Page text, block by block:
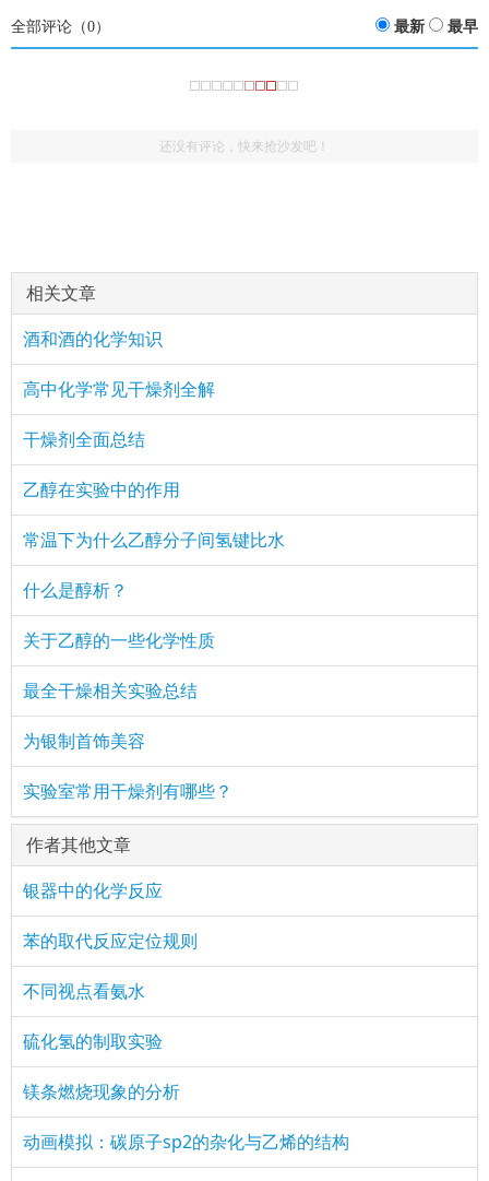
全部评论（0） 最新 最早
还没有评论，快来抢沙发吧！
相关文章
酒和酒的化学知识
高中化学常见干燥剂全解
干燥剂全面总结
乙醇在实验中的作用
常温下为什么乙醇分子间氢键比水
什么是醇析？
关于乙醇的一些化学性质
最全干燥相关实验总结
为银制首饰美容
实验室常用干燥剂有哪些？
作者其他文章
银器中的化学反应
苯的取代反应定位规则
不同视点看氨水
硫化氢的制取实验
镁条燃烧现象的分析
动画模拟：碳原子sp2的杂化与乙烯的结构